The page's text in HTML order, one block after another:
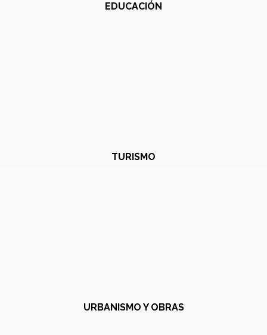
EDUCACIÓN
TURISMO
URBANISMO Y OBRAS